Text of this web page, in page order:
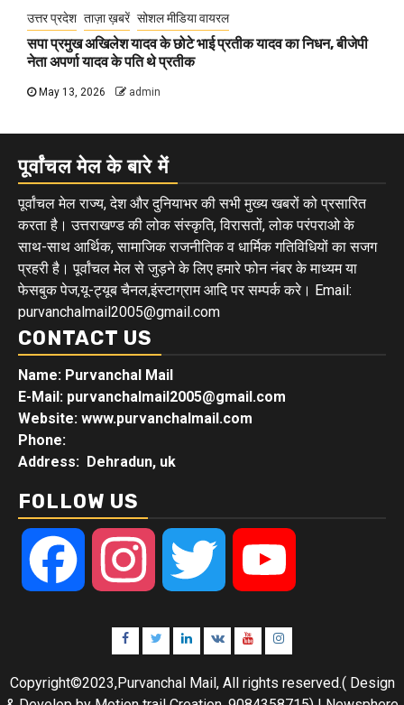
उत्तर प्रदेश ताज़ा ख़बरें सोशल मीडिया वायरल
सपा प्रमुख अखिलेश यादव के छोटे भाई प्रतीक यादव का निधन, बीजेपी
नेता अपर्णा यादव के पति थे प्रतीक
May 13, 2026 admin
पूर्वांचल मेल के बारे में
पूर्वांचल मेल राज्य, देश और दुनियाभर की सभी मुख्य खबरों को प्रसारित
करता है। उत्तराखण्ड की लोक संस्कृति, विरासतों, लोक परंपराओ के
साथ-साथ आर्थिक, सामाजिक राजनीतिक व धार्मिक गतिविधियों का सजग
प्रहरी है। पूर्वांचल मेल से जुड़ने के लिए हमारे फोन नंबर के माध्यम या
फेसबुक पेज,यू-ट्यूब चैनल,इंस्टाग्राम आदि पर सम्पर्क करे। Email:
purvanchalmail2005@gmail.com
CONTACT US
Name: Purvanchal Mail
E-Mail: purvanchalmail2005@gmail.com
Website: www.purvanchalmail.com
Phone:
Address: Dehradun, uk
FOLLOW US
Facebook Instagram Twitter
Facebook
TwitterLinkedin
VK YoutubeInstagram
Copyright©2023,Purvanchal Mail, All rights reserved.( Design